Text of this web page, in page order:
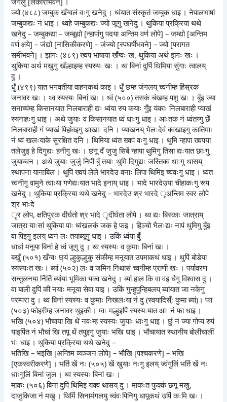
ज्यो (४८८) जम्बुक खँग्वलं वःगु खनेदु । ध्वंयात संस्कृतं जम्बुक धाइ । नेपालभाषां
जम्बुकद्यः नं धाइ । थ्वहे जम्बुकद्यः ज्यो जूगु खनेदु । थुकिया प्रक्रिया थथे
खनेदु – जम्बुकद्या – जम्बूद्यो [न्हापांगु पदया अन्तिम वर्ण लोपे] – जम्द्यो [अन्तिम
वर्ण क्षये] – जंद्यो [नासिकीकरणे] – जंज्यो [स्पघर्षीभवने] – ज्यो [परागत
समीभवने] । झांगः (४८९) ख्वप भाषाया खँग्वः ख, थुकिया अर्थ झंगः खः ।
थुकिया अर्थ मखुगु खँल्हाइम्ह स्यस्यः खः । थ्व बिनां दुपिं थिमिया सुंगाः त्वालय्
दु ।
धुँ (४९९) यात भगवतीया वाहनकथं काइ । धुँ छम्ह जंगलय् च्वनीम्ह हिंस्रक
जनावर खः । थ्व स्यस्यः बिनां खः । ध्वं (५००) तसकं चंखम्ह पशु खः । बुँइ ज्या
सनाच्वंम्ह किसानयात निलबाराही द्यः ध्वंया रुप कयाः गुँइ यंकाः निलबाराही प्याखं
स्यनाहःगु धाइ । अथे जुयाः व किसानयात ध्वं धाःगु धाइ । आःतक नं ध्वंतय्गु छेँ
निलबाराही गं प्याखं पिहांवइगु आखाः दनि । प्याखनय् भैलःदेवं क्वखाइगु कातिमाः
नं ध्वं खलःयाके सुरक्षित दनि । थिमिया ध्वंत ख्वपं वःगु धाइ । थुमि न्हापा ख्वपया
तलेजुइ हे दिगुद्यः हनीगु खः । छगू दँ जुजु सिबें न्हापा थुमिगु तिसा द्यःयात छाःगु
जुयाच्वन । अथे जुयाः जुजुं निपी बुँ तयाः थुमि दिगुद्यः जस्तिक्व धाःगु थासय्
स्थापना यानाबिल । थुपिं ख्वपं लेले भारदेउ वनाः लिपा थिमिइ च्वंवःगु धाइ । ध्वंत
च्वनीगु वामुने त्वाःया गणेद्यःयात भादे इनाय् धाइ । भादे भारदेउया चीहाकःगु रूप
खनेदु । थुकिया प्रक्रिया थथे खनेदु – भारदेउ श्र भारदे ृअन्तिम स्वर लोपे
श्र भाःदे
ृर लोप, क्षतिपुरक दीर्घतो श्र भादे ृदीर्घता लोपे । थ्व द्यः बिस्काः जात्राय्
जात्रा याःसां थुकिया पाः ध्वंखलकं जक हे फइ । हिञ्चो भैलःद्यः नापं थुमिगु बुँइ
वा पिइगु इलय् ध्वनं लः तयाब्यूगु धाइ । उकिं ध्वंया बुँ
धाधां मनूया बिनां हे ध्वं जूगु दु । थ्व स्यस्यः व कुमाः बिनां खः ।
बखुँ (५०१) खँग्वः छ्यं ल्हुकुल्हुकु संकीम्ह मनूयात उपमाकथं धाइ । थुपिं बोडेया
स्यस्यःत खः। ब्यां (५०२) लः व जमिन निथासं च्वनीम्ह प्राणी खः । पर्यावरण
सन्तुलनया निंतिं ब्यांया भूमिका यक्व खनेदु । ब्यां हाल कि वा वइ धैगु विश्वास दु ।
वा बाली दुपिं की नयाः मनूया सेवा याइ । उकिं गुन्हुपुन्हिबलय् ब्यांयात जा नकेगु
परम्परा दु । थ्व बिनां स्यस्यः व कुमाः निखलःया नं दु (स्वयादिसँ; कुमा ब्यां)। फा
(५०३) फोहरीम्ह जनावर थुइकी । म्वः मल्हुइपिं स्यस्यःयात आः नं फा धाइ ।
भखि (५०४) भौचाया खि थें नवःम्ह स्यस्यः जुयाः धाःगु धाइ । छुं नं ज्या गोप्य रुपं
याइपिंत नं भौचां खि तपू थें तपुइगु जुयाः भखि धाइ । भौचायात स्थानीय बोलीचालीं
भः धाइ । थुकिया प्रक्रिया थथे खनेदु –
भतिखि – भइखि [अन्तिम व्यञ्जन लोपे] – भौखि [पश्चकरणे] – भखि
[एकस्वरीकरणे] । भतिं खें नः (५०५) खें खुयाः नःगु इलय् ज्वंगुलिं भतिं खें नः
धाःगुलिं बिनां जुल । थ्व स्यस्यः बिनां खः ।
माकः (५०६) बिनां दुपिं थिमिइ यक्व थासय् दु । माकःत फुक्कं छगू मखु,
दाजुकिजा नं मखु । थिमिं सिनामंगलयु च्वंवःपिनिगु धापूकथं उपिं कःमि खः ।